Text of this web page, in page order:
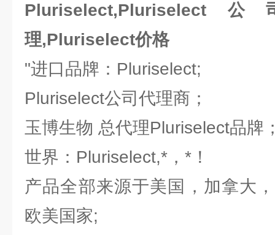
Pluriselect,Pluriselect
理,Pluriselect价格
"进口品牌：Pluriselect;
Pluriselect公司代理商；
玉博生物 总代理Pluriselect品
世界：Pluriselect,*，*！
产品全部来源于美国，加拿大
欧美国家;